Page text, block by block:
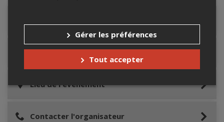
Informations relatives au stationnement
Lieu de l'événement
Contacter l'organisateur
Gérer les préférences
Tout accepter